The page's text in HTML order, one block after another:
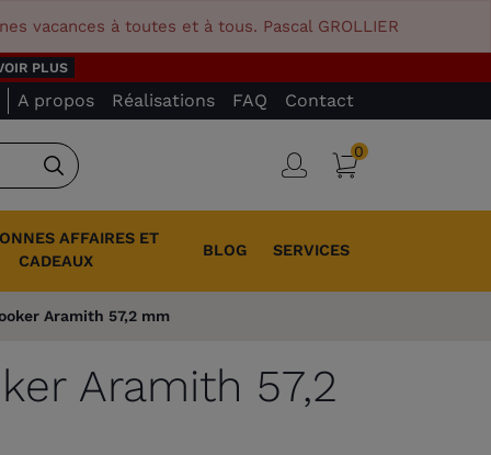
vacances à toutes et à tous. Pascal GROLLIER
PLUS
A propos Réalisations FAQ Contact
Rechercher
Connexion
Panier
0
AFFAIRES ET
CADEAUX
BLOG SERVICES
Aramith 57,2 mm
Aramith 57,2